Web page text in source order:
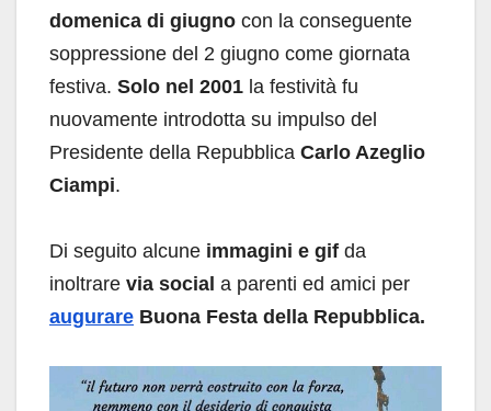
domenica di giugno con la conseguente
soppressione del 2 giugno come giornata
festiva. Solo nel 2001 la festività fu
nuovamente introdotta su impulso del
Presidente della Repubblica Carlo Azeglio
Ciampi.
Di seguito alcune immagini e gif da
inoltrare via social a parenti ed amici per
augurare Buona Festa della Repubblica.